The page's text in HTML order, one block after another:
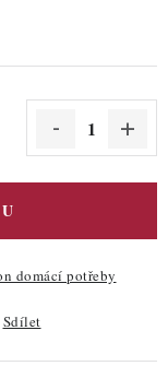
domácí potřeby
Sdílet